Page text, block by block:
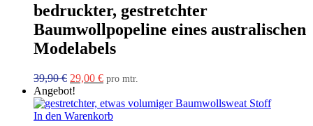
bedruckter, gestretchter
Baumwollpopeline eines australischen
Modelabels
39,90€ Ursprünglicher
Preis
war:
39,90 €
29,00 €Aktueller
ist:
29,00 €.
pro mtr.
Angebot!
In den Warenkorb